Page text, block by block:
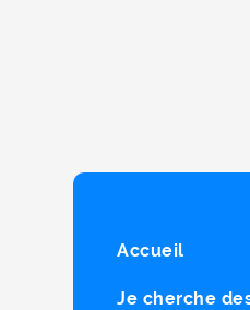
Accueil
Je cherche